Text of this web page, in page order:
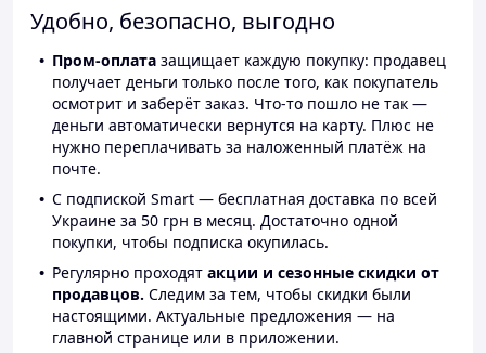
Удобно, безопасно, выгодно
Пром-оплата защищает каждую покупку: продавец
получает деньги только после того, как покупатель
осмотрит и заберёт заказ. Что-то пошло не так —
деньги автоматически вернутся на карту. Плюс не
нужно переплачивать за наложенный платёж на
почте.
С подпиской Smart — бесплатная доставка по всей
Украине за 50 грн в месяц. Достаточно одной
покупки, чтобы подписка окупилась.
Регулярно проходят акции и сезонные скидки от
продавцов. Следим за тем, чтобы скидки были
настоящими. Актуальные предложения — на
главной странице или в приложении.